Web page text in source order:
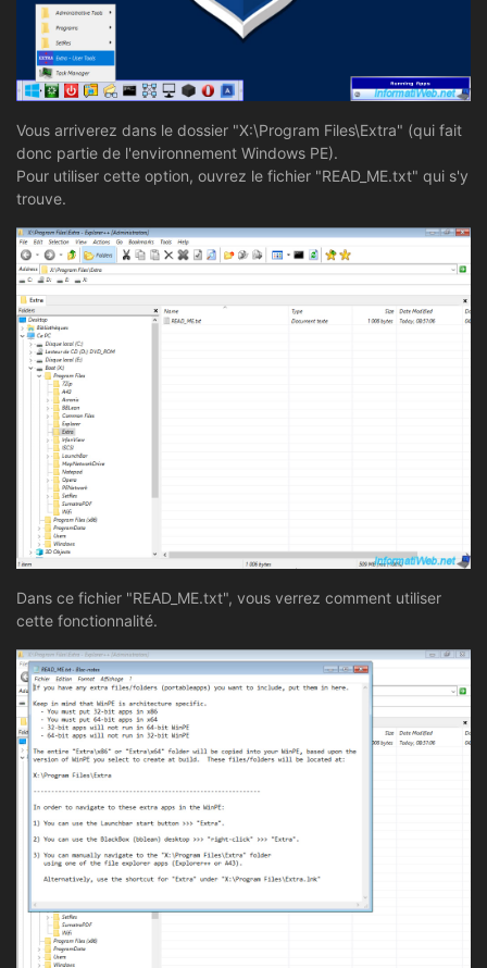
Vous arriverez dans le dossier "X:\Program Files\Extra" (qui fait
donc partie de l'environnement Windows PE).
Pour utiliser cette option, ouvrez le fichier "READ_ME.txt" qui s'y
trouve.
Dans ce fichier "READ_ME.txt", vous verrez comment utiliser
cette fonctionnalité.